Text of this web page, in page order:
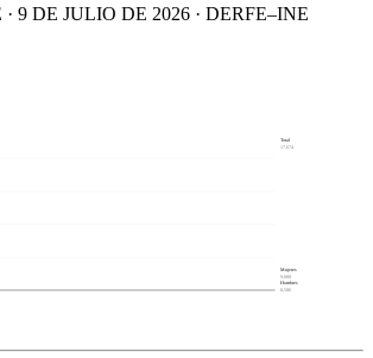
9 DE JULIO DE 2026 · DERFE–INE
Total
17,674
Mujeres
9,088
Hombres
8,586